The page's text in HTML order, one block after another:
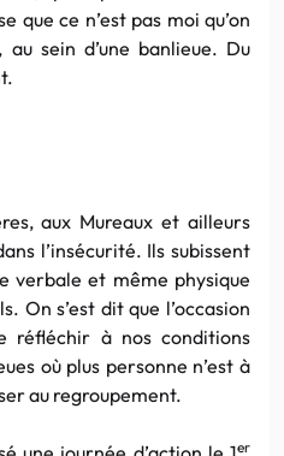
que ce n’est pas moi qu’on
sein d’une banlieue. Du
aux Mureaux et ailleurs
l’insécurité. Ils subissent
verbale et même physique
On s’est dit que l’occasion
réfléchir à nos conditions
où plus personne n’est à
au regroupement.
er